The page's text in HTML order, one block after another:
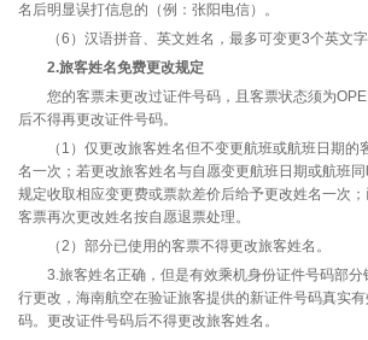
名后明显误打信息的（例：张阳电信）。
（6）汉语拼音、英文姓名，最多可变更3个英文字
2.旅客姓名免费更改规定
您的客票未更改过证件号码，且客票状态须为
后不得再更改证件号码。
（1）仅更改旅客姓名但不变更航班或航班日期的
名一次；若更改旅客姓名与自愿变更航班日期或航班
规定收取相应变更费或票款差价后给予更改姓名一次
客票再次更改姓名按自愿退票处理。
（2）部分已使用的客票不得更改旅客姓名。
3.旅客姓名正确，但是有效乘机身份证件号码部分
行更改，海南航空在验证旅客提供的新证件号码真实
码。更改证件号码后不得更改旅客姓名。